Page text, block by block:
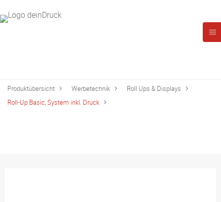
Produktübersicht Werbetechnik
Roll Ups & Displays
Roll-Up Basic, System inkl. Druck